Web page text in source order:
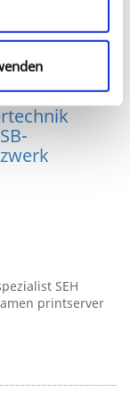
SEH
printserver